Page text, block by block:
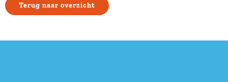
Terug naar overzicht